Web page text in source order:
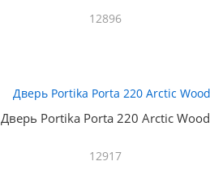
12896
Дверь Portika Porta 220 Arctic Wood
12917